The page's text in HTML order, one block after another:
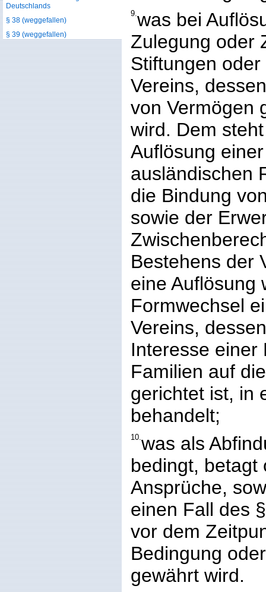
9.was bei
Zulegung oder
Stiftungen
Vereins,
von Vermögen
wird. Dem
Auflösung
ausländischen
die Bindung
sowie der
Bestehens der
eine Auflösung
Formwechsel
Vereins,
Interesse einer
Familien auf
gerichtet ist, in
behandelt;
10.was als
bedingt, betagt
Ansprüche,
einen Fall des
vor dem
Bedingung
gewährt wird.
Deutschlands
§ 38 (weggefallen)
§ 39 (weggefallen)